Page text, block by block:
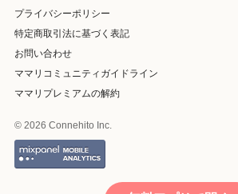
プライバシーポリシー
特定商取引法に基づく表記
お問い合わせ
ママリコミュニティガイドライン
ママリプレミアムの解約
© 2026 Connehito Inc.